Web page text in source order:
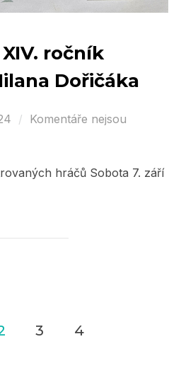
ročník
Dořičáka
Komentáře nejsou
hráčů Sobota 7. září
3 4